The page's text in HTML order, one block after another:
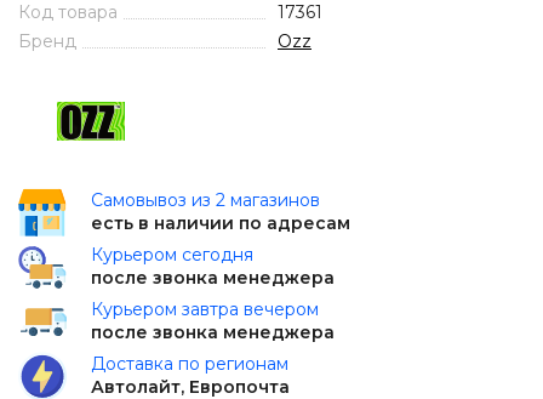
Код товара
17361
Бренд
Ozz
Самовывоз из 2 магазинов
есть в наличии по адресам
Курьером сегодня
после звонка менеджера
Курьером завтра вечером
после звонка менеджера
Доставка по регионам
Автолайт, Европочта